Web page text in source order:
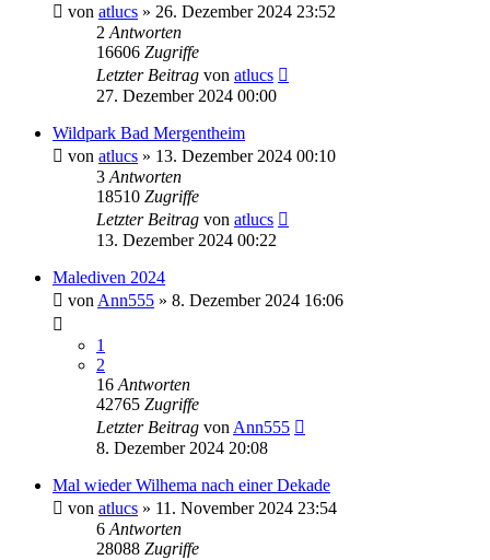
von atlucs » 26. Dezember 2024 23:52
2 Antworten
16606 Zugriffe
Letzter Beitrag von atlucs
27. Dezember 2024 00:00
Wildpark Bad Mergentheim
von atlucs » 13. Dezember 2024 00:10
3 Antworten
18510 Zugriffe
Letzter Beitrag von atlucs
13. Dezember 2024 00:22
Malediven 2024
von Ann555 » 8. Dezember 2024 16:06
1
2
16 Antworten
42765 Zugriffe
Letzter Beitrag von Ann555
8. Dezember 2024 20:08
Mal wieder Wilhema nach einer Dekade
von atlucs » 11. November 2024 23:54
6 Antworten
28088 Zugriffe